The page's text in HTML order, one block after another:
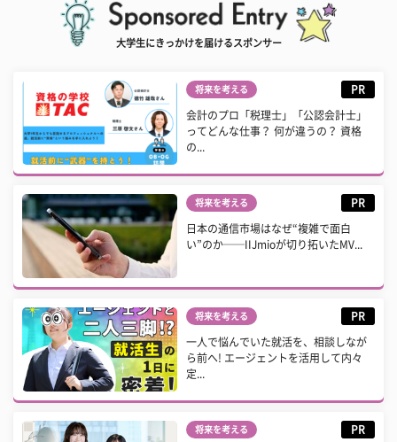
大学生にきっかけを届けるスポンサー
将来を考える PR
会計のプロ「税理士」「公認会計士」
ってどんな仕事？ 何が違うの？ 資格
の...
将来を考える PR
日本の通信市場はなぜ“複雑で面白
い”のか──IIJmioが切り拓いたMV...
将来を考える PR
一人で悩んでいた就活を、相談しなが
ら前へ! エージェントを活用して内々
定...
将来を考える PR